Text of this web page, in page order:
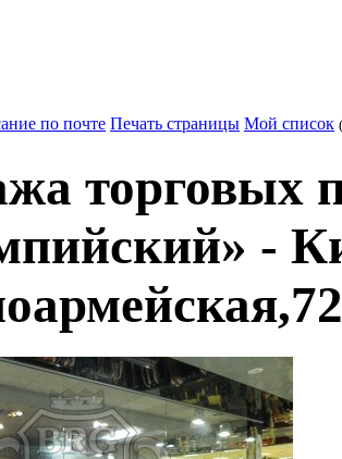
по почте Печать страницы Мой список
торговых
-